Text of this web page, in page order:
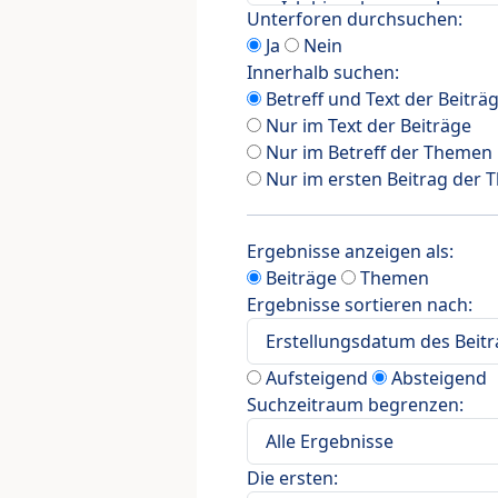
Unterforen durchsuchen:
Ja
Nein
Innerhalb suchen:
Betreff und Text der
Nur im Text der Beiträge
Nur im Betreff der Themen
Nur im ersten Beitrag der
Ergebnisse anzeigen als:
Beiträge
Themen
Ergebnisse sortieren nach:
Aufsteigend
Absteigend
Suchzeitraum begrenzen:
Die ersten: